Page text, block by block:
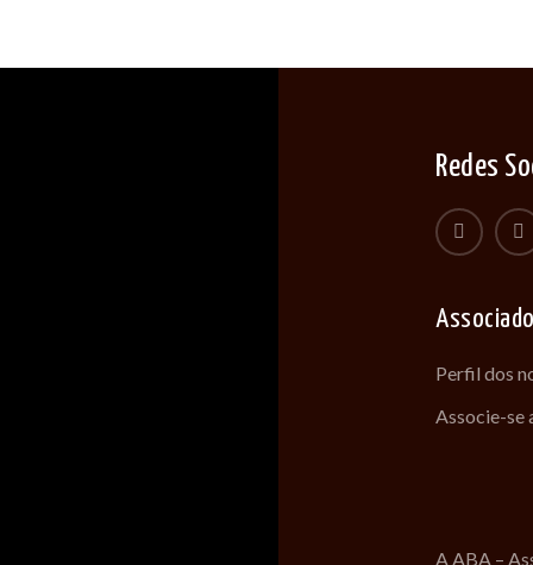
Redes
Perfil dos
Associe-se
A ABA –